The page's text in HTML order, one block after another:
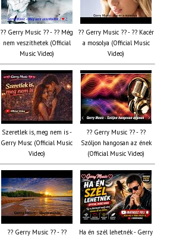
?? Gerry Music ?? - ?? Még
nem veszíthetek (Official
Music Video)
?? Gerry Music ?? - ?? Kacér
a mosolya (Official Music
Video)
Szeretlek is, meg nem is -
Gerry Musc (Official Music
Video)
?? Gerry Music ?? - ??
Szóljon hangosan az ének
(Official Music Video)
?? Gerry Music ?? - ??
Ha én szél lehetnék - Gerry